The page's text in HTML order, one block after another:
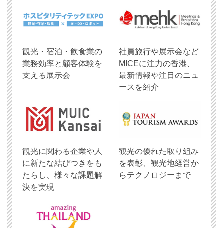
観光・宿泊・飲食業の
業務効率と顧客体験を
支える展示会
社員旅行や展示会など
MICEに注力の香港、
最新情報や注目のニュ
ースを紹介
観光に関わる企業や人
に新たな結びつきをも
たらし、様々な課題解
決を実現
観光の優れた取り組み
を表彰、観光地経営か
らテクノロジーまで